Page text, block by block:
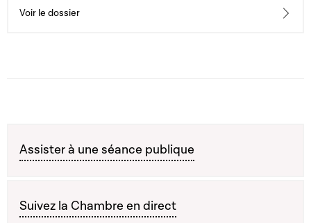
Voir le dossier
Assister à une séance publique
Suivez la Chambre en direct